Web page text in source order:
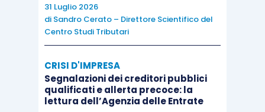
31 Luglio 2026
di Sandro Cerato – Direttore Scientifico del
Centro Studi Tributari
CRISI D'IMPRESA
Segnalazioni dei creditori pubblici
qualificati e allerta precoce: la
lettura dell’Agenzia delle Entrate